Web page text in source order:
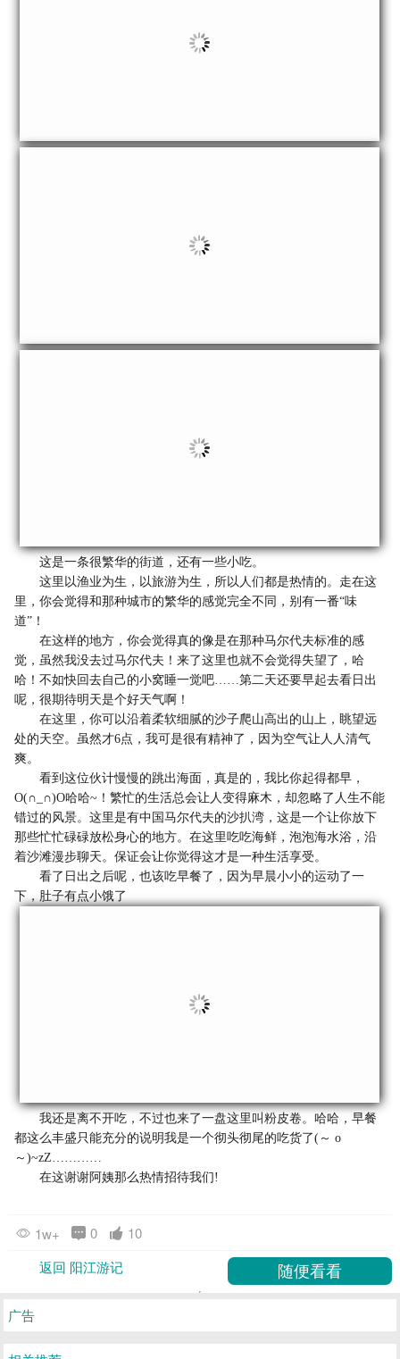
这是一条很繁华的街道，还有一些小吃。
这里以渔业为生，以旅游为生，所以人们都是热情的。走在这
里，你会觉得和那种城市的繁华的感觉完全不同，别有一番“味
道”！
在这样的地方，你会觉得真的像是在那种马尔代夫标准的感
觉，虽然我没去过马尔代夫！来了这里也就不会觉得失望了，哈
哈！不如快回去自己的小窝睡一觉吧……第二天还要早起去看日出
呢，很期待明天是个好天气啊！
在这里，你可以沿着柔软细腻的沙子爬山高出的山上，眺望远
处的天空。虽然才6点，我可是很有精神了，因为空气让人人清气
爽。
看到这位伙计慢慢的跳出海面，真是的，我比你起得都早，
O(∩_∩)O哈哈~！繁忙的生活总会让人变得麻木，却忽略了人生不能
错过的风景。这里是有中国马尔代夫的沙扒湾，这是一个让你放下
那些忙忙碌碌放松身心的地方。在这里吃吃海鲜，泡泡海水浴，沿
着沙滩漫步聊天。保证会让你觉得这才是一种生活享受。
看了日出之后呢，也该吃早餐了，因为早晨小小的运动了一
下，肚子有点小饿了
我还是离不开吃，不过也来了一盘这里叫粉皮卷。哈哈，早餐
都这么丰盛只能充分的说明我是一个彻头彻尾的吃货了(～ o
～)~zZ…………
在这谢谢阿姨那么热情招待我们!
1w+ 0
10
返回 阳江游记
广告